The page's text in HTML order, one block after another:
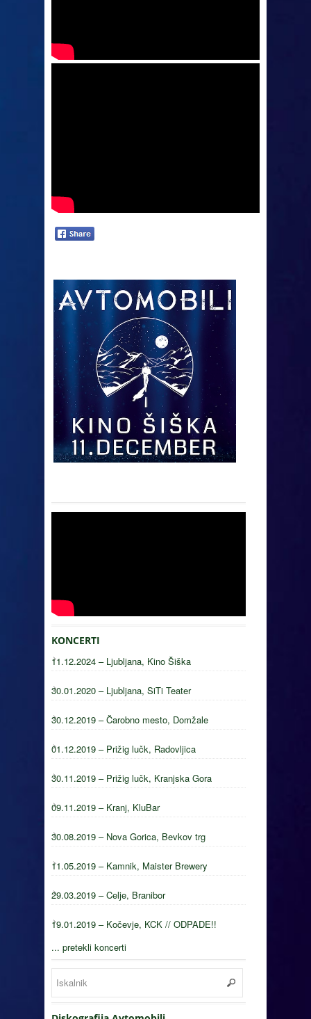
KONCERTI
11.12.2024 – Ljubljana, Kino Šiška
30.01.2020 – Ljubljana, SiTi Teater
30.12.2019 – Čarobno mesto, Domžale
01.12.2019 – Prižig lučk, Radovljica
30.11.2019 – Prižig lučk, Kranjska Gora
09.11.2019 – Kranj, KluBar
30.08.2019 – Nova Gorica, Bevkov trg
11.05.2019 – Kamnik, Maister Brewery
29.03.2019 – Celje, Branibor
19.01.2019 – Kočevje, KCK // ODPADE!!
... pretekli koncerti